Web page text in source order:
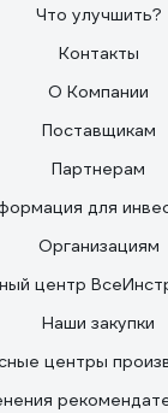
Что улучшить?
Контакты
О Компании
Поставщикам
Партнерам
для
Организациям
центр
Наши закупки
центры